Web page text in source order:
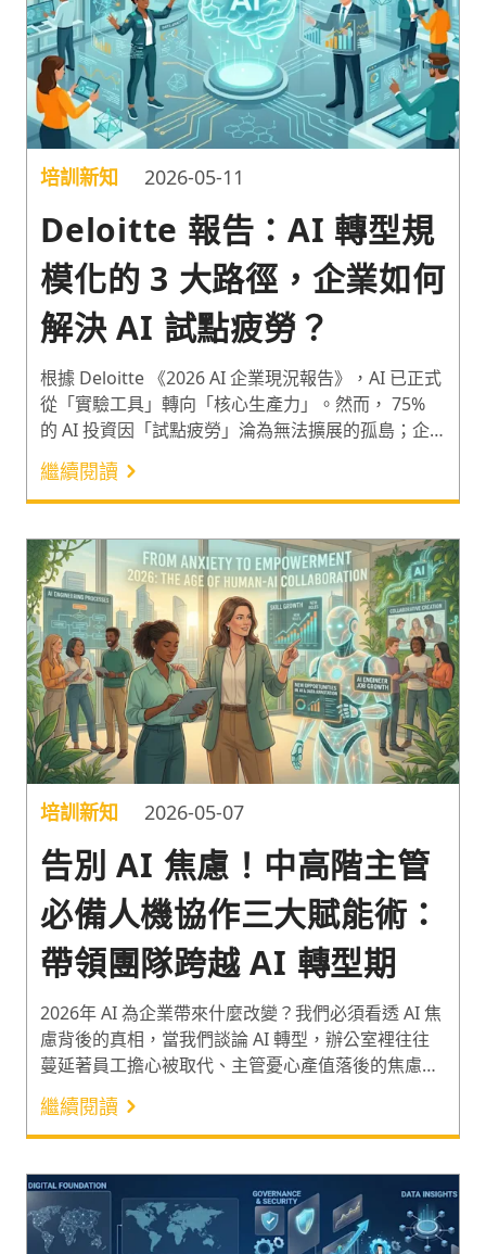
培訓新知 2026-05-11
Deloitte 報告：AI 轉型規
模化的 3 大路徑，企業如何
解決 AI 試點疲勞？
根據 Deloitte 《2026 AI 企業現況報告》，AI 已正式
從「實驗工具」轉向「核心生產力」。然而， 75%
的 AI 投資因「試點疲勞」淪為無法擴展的孤島；企
業必須透過「人才技能重塑 (Upskilling)」將員工從
工具操作者轉型為 AI 代理的協作者，才能跨越轉型
死亡谷。報告指出，AI 轉型規模化的三大路徑有：(1)
從工具到代理、(2) 生產力到重塑、(3) 實體 AI 與主權
AI 的崛起。
繼續閱讀
培訓新知 2026-05-07
告別 AI 焦慮！中高階主管
必備人機協作三大賦能術：
帶領團隊跨越 AI 轉型期
2026年 AI 為企業帶來什麼改變？我們必須看透 AI 焦
慮背後的真相，當我們談論 AI 轉型，辦公室裡往往
蔓延著員工擔心被取代、主管憂心產值落後的焦慮
感。然而，LinkedIn 最新報告戳破了這個迷思。中高
階主管帶領團隊跨越 AI 轉型的三大賦能術為：（1）
建立心理安全感化解變革疲勞；（2）打造人類與 AI
的雙效優勢；（3）以任務導向取代靜態職位思維。
根據 LinkedIn 報告，僅 14% 的領先企業正以自信姿
態迎戰 AI，掌握這三大賦能術是成為這 14% 的關
鍵。
繼續閱讀